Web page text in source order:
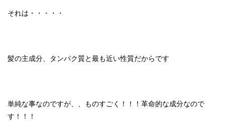
それは・・・・・
髪の主成分、タンパク質と最も近い性質だからです
単純な事なのですが、、ものすごく！！！革命的な成分なので
す！！！